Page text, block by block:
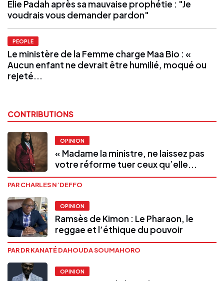
Élie Padah après sa mauvaise prophétie : "Je
voudrais vous demander pardon"
PEOPLE
Le ministère de la Femme charge Maa Bio : «
Aucun enfant ne devrait être humilié, moqué ou
rejeté...
CONTRIBUTIONS
OPINION
« Madame la ministre, ne laissez pas
votre réforme tuer ceux qu’elle...
PAR CHARLES N’DEFFO
OPINION
Ramsès de Kimon : Le Pharaon, le
reggae et l’éthique du pouvoir
PAR DR KANATÉ DAHOUDA SOUMAHORO
OPINION